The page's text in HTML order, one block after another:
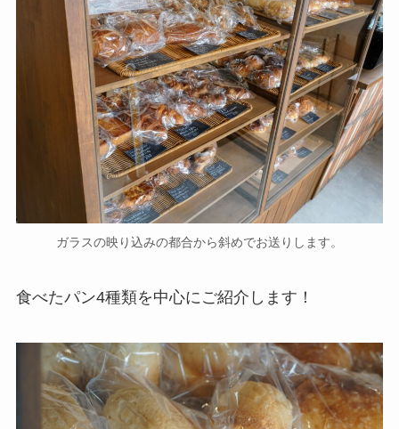
ガラスの映り込みの都合から斜めでお送りします。
食べたパン4種類を中心にご紹介します！